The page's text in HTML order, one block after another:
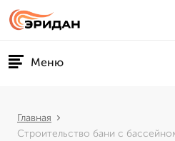
Меню
Главная
Строительство бани с